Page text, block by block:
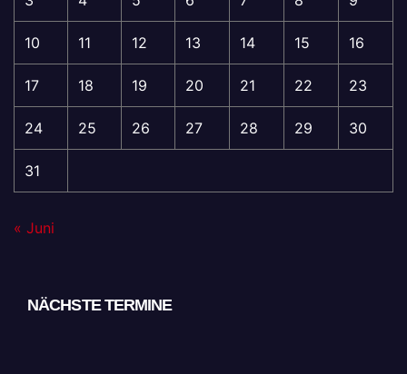
10 11 12 13 14 15 16
17 18 19 20 21 22 23
24 25 26 27 28 29 30
31
« Juni
NÄCHSTE TERMINE